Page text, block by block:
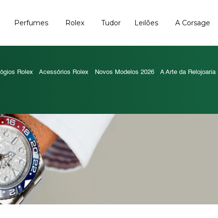
Perfumes Rolex Tudor Leilões A Corsage
Rolex Acessórios Rolex Novos Modelos 2026 A Arte da Relojoaria